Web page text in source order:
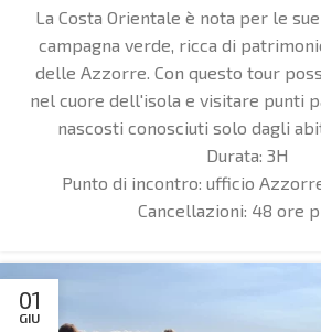
La Costa Orientale è nota per le
campagna verde, ricca di
delle Azzorre. Con questo tour
nel cuore dell'isola e visitare punti
nascosti conosciuti solo dagli
Durata: 3H
Punto di incontro: ufficio
Cancellazioni: 48 ore
01
GIU